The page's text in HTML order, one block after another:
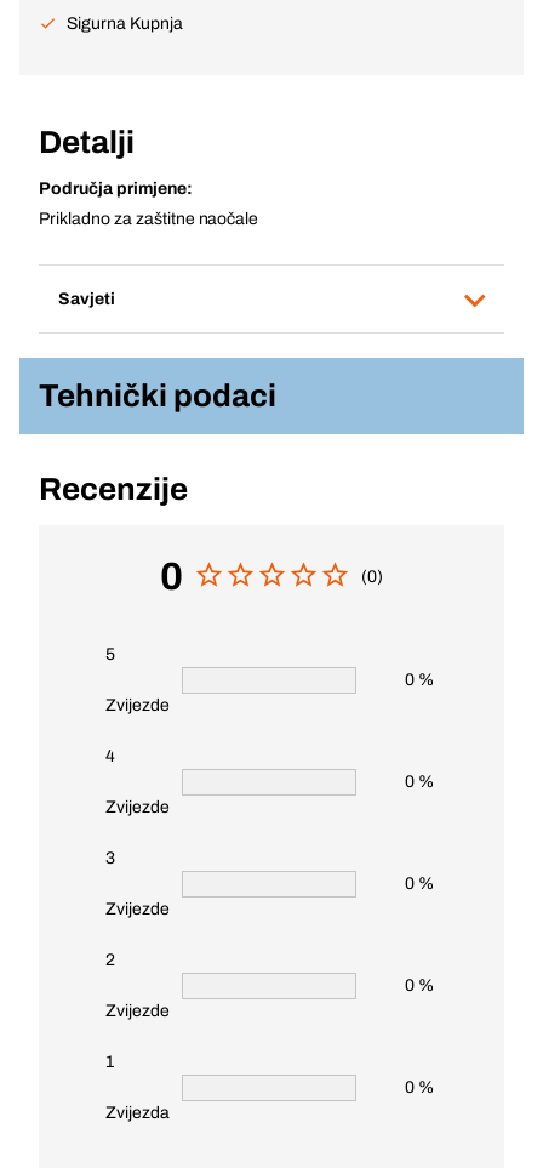
Sigurna Kupnja
Detalji
Područja primjene:
Prikladno za zaštitne naočale
Savjeti
Tehnički podaci
Recenzije
0 (0)
5
Zvijezde
0 %
4
Zvijezde
0 %
3
Zvijezde
0 %
2
Zvijezde
0 %
1
Zvijezda
0 %